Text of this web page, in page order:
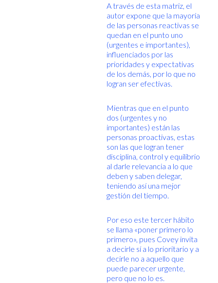
A través de esta matriz, el
autor expone que la mayoría
de las personas reactivas se
quedan en el punto uno
(urgentes e importantes),
influenciados por las
prioridades y expectativas
de los demás, por lo que no
logran ser efectivas.
Mientras que en el punto
dos (urgentes y no
importantes) están las
personas proactivas, estas
son las que logran tener
disciplina, control y equilibrio
al darle relevancia a lo que
deben y saben delegar,
teniendo así una mejor
gestión del tiempo.
Por eso este tercer hábito
se llama «poner primero lo
primero», pues Covey invita
a decirle sí a lo prioritario y a
decirle no a aquello que
puede parecer urgente,
pero que no lo es.